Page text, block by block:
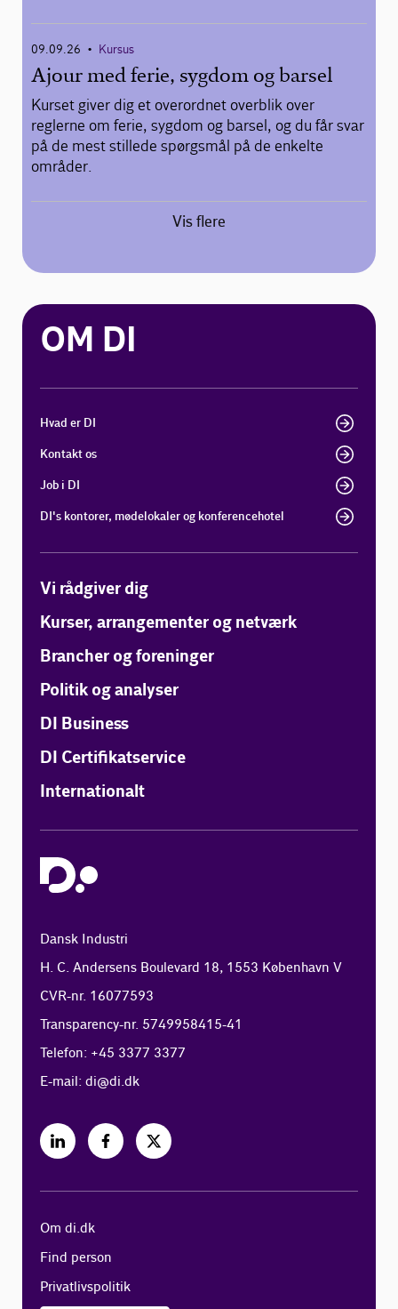
09.09.26 • Kursus
Ajour med ferie, sygdom og barsel
Kurset giver dig et overordnet overblik over
reglerne om ferie, sygdom og barsel, og du får svar
på de mest stillede spørgsmål på de enkelte
områder.
Vis flere
OM DI
Hvad er DI
Kontakt os
Job i DI
DI's kontorer, mødelokaler og konferencehotel
Vi rådgiver dig
Kurser, arrangementer og netværk
Brancher og foreninger
Politik og analyser
DI Business
DI Certifikatservice
Internationalt
Dansk Industri
H. C. Andersens Boulevard 18, 1553 København V
CVR-nr. 16077593
Transparency-nr. 5749958415-41
Telefon: +45 3377 3377
E-mail:di@di.dk
Om di.dk
Find person
Privatlivspolitik